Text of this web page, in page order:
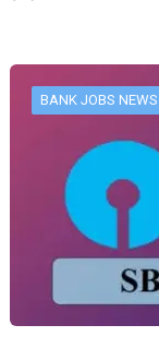
BANK JOBS NEWS